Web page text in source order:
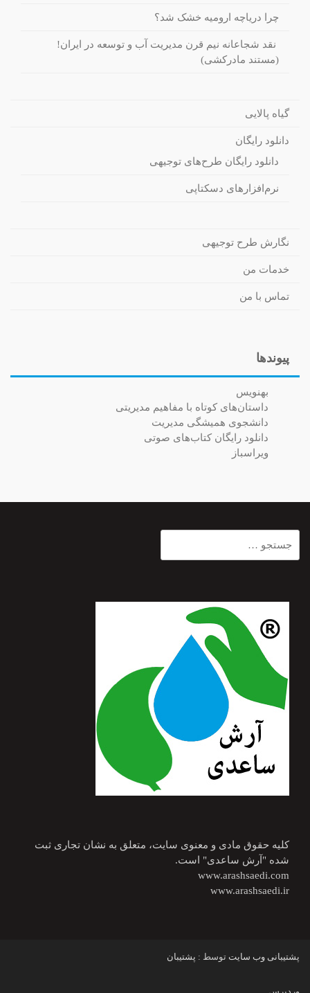
چرا دریاچه ارومیه خشک شد؟
نقد شجاعانه نیم قرن مدیریت آب و توسعه در ایران!
(مستند مادرکشی)
گیاه پالایی
دانلود رایگان
دانلود رایگان طرح‌های توجیهی
نرم‌افزارهای دسکتاپی
نگارش طرح توجیهی
خدمات من
تماس با من
پیوندها
بهنویس
داستان‌های کوتاه با مفاهیم مدیریتی
دانشجوی همیشگی مدیریت
دانلود رایگان کتاب‌های صوتی
ویراسباز
برای:
کلیه حقوق مادی و معنوی سایت، متعلق به نشان تجاری ثبت
شده "آرش ساعدی" است.
www.arashsaedi.com
www.arashsaedi.ir
پشتیبانی وب سایت توسط : پشتیبان